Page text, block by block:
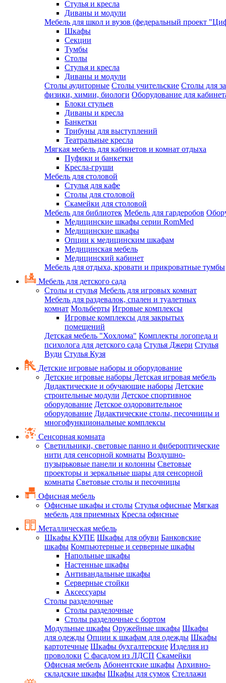
Стулья и кресла
Диваны и модули
Мебель для школ и вузов (федеральный проект
Шкафы
Секции
Тумбы
Столы
Стулья и кресла
Диваны и модули
Столы аудиторные Столы учительские Столы для
физики, химии, биологи Оборудование для
Блоки стульев
Диваны и кресла
Банкетки
Трибуны для выступлений
Театральные кресла
Мягкая мебель для кабинетов и комнат отдыха
Пуфики и банкетки
Кресла-груши
Мебель для столовой
Cтулья для кафе
Cтолы для столовой
Скамейки для столовой
Мебель для библиотек Мебель для гардеробов
Медицинские шкафы серии RomMed
Медицинские шкафы
Опции к медицинским шкафам
Медицинская мебель
Медицинский кабинет
Мебель для отдыха, кровати и прикроватные тумбы
Мебель для детского сада
Столы и стулья Мебель для игровых комнат
Мебель для раздевалок, спален и туалетных
комнат Мольберты Игровые комплексы
Игровые комплексы для закрытых
помещений
Детская мебель "Хохлома" Комплекты логопеда и
психолога для детского сада Стулья Джери Стулья
Вуди Стулья Кузя
Детские игровые наборы и оборудование
Детские игровые наборы Детская игровая мебель
Дидактические и обучающие наборы Детские
строительные модули Детское спортивное
оборудование Детское оздоровительное
оборудование Дидактические столы, песочницы и
многофункциональные комплексы
Сенсорная комната
Светильники, световые панно и фибероптические
нити для сенсорной комнаты Воздушно-
пузырьковые панели и колонны Световые
проекторы и зеркальные шары для сенсорной
комнаты Световые столы и песочницы
Офисная мебель
Офисные шкафы и столы Стулья офисные Мягкая
мебель для приемных Кресла офисные
Металлическая мебель
Шкафы КУПЕ Шкафы для обуви Банковские
шкафы Компьютерные и серверные шкафы
Напольные шкафы
Настенные шкафы
Антивандальные шкафы
Серверные стойки
Аксессуары
Столы разделочные
Столы разделочные
Столы разделочные с бортом
Модульные шкафы Оружейные шкафы Шкафы
для одежды Опции к шкафам для одежды Шкафы
картотечные Шкафы бухгалтерские Изделия из
проволоки С фасадом из ЛДСП Скамейки
Офисная мебель Абонентские шкафы Архивно-
складские шкафы Шкафы для сумок Стеллажи